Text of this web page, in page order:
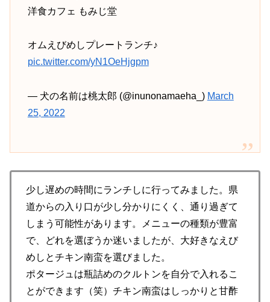
洋食カフェ もみじ堂
オムえびめしプレートランチ♪
pic.twitter.com/yN1OeHjgpm
— 犬の名前は桃太郎 (@inunonamaeha_) March
25, 2022
少し遅めの時間にランチしに行ってみました。県
道からの入り口が少し分かりにくく、通り過ぎて
しまう可能性があります。メニューの種類が豊富
で、どれを選ぼうか迷いましたが、大好きなえび
めしとチキン南蛮を選びました。
ポタージュは瓶詰めのクルトンを自分で入れるこ
とができます（笑）チキン南蛮はしっかりと甘酢